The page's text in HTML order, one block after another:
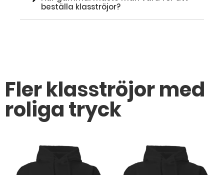
beställa klasströjor?
Fler klasströjor med
roliga tryck